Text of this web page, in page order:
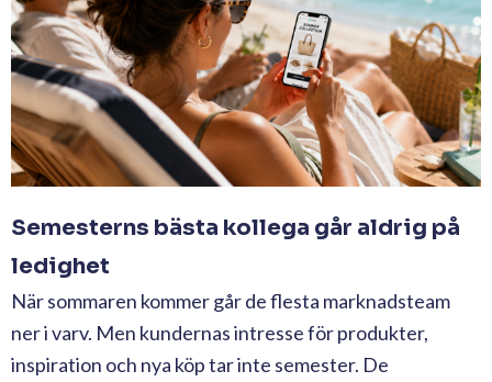
Semesterns bästa kollega går aldrig på
ledighet
När sommaren kommer går de flesta marknadsteam
ner i varv. Men kundernas intresse för produkter,
inspiration och nya köp tar inte semester. De